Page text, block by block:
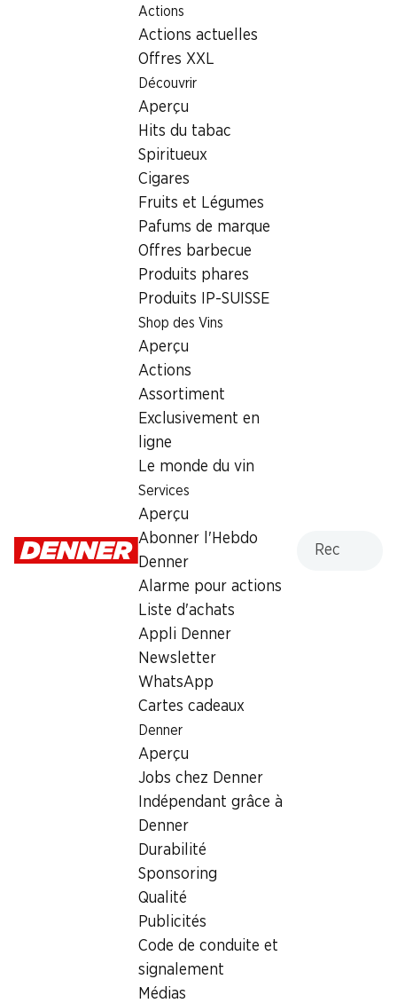
Actions
Actions actuelles
Offres XXL
Découvrir
Aperçu
Hits du tabac
Spiritueux
Cigares
Fruits et Légumes
Pafums de marque
Offres barbecue
Produits phares
Produits IP-SUISSE
Shop des Vins
Aperçu
Actions
Assortiment
Exclusivement en
ligne
Le monde du vin
Services
Aperçu
Abonner l'Hebdo
Denner
Alarme pour actions
Liste d'achats
Appli Denner
Newsletter
WhatsApp
Cartes cadeaux
Denner
Aperçu
Jobs chez Denner
Indépendant grâce à
Denner
Durabilité
Sponsoring
Qualité
Publicités
Code de conduite et
signalement
Médias
Localisateur de succursales
Succursale Denner Leugeneweg 8, 2542 Pieterlen
2542 Pieterlen
Denner Partenaire
Leugeneweg 8, 2542 Pieterlen
Heures d'ouverture
Mardi
Retrait d'espèces avec la carte postale / M-Card